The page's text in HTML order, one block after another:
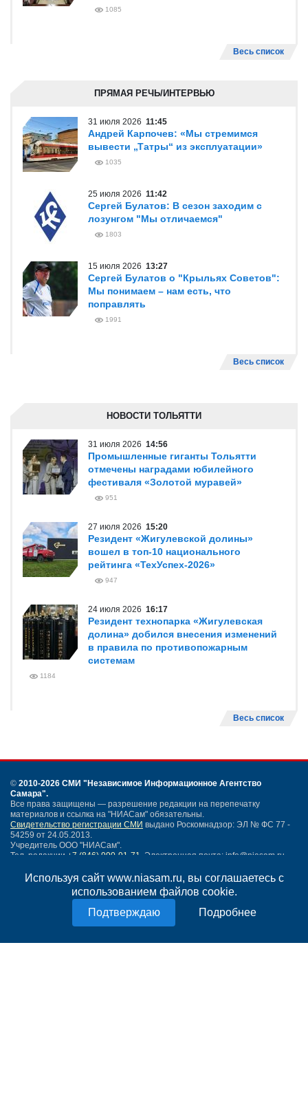
Используя сайт www.niasam.ru, вы соглашаетесь с
использованием файлов cookie.
Подробнее
1085
Весь список
ПРЯМАЯ РЕЧЬ/ИНТЕРВЬЮ
31 июля 2026 11:45
Андрей Карпочев: «Мы стремимся
вывести „Татры“ из эксплуатации»
1035
25 июля 2026 11:42
Сергей Булатов: В сезон заходим с
лозунгом "Мы отличаемся"
1803
15 июля 2026 13:27
Сергей Булатов о "Крыльях Советов":
Мы понимаем – нам есть, что
поправлять
1991
Весь список
НОВОСТИ ТОЛЬЯТТИ
31 июля 2026 14:56
Промышленные гиганты Тольятти
отмечены наградами юбилейного
фестиваля «Золотой муравей»
951
27 июля 2026 15:20
Резидент «Жигулевской долины»
вошел в топ-10 национального
рейтинга «ТехУспех-2026»
947
24 июля 2026 16:17
Резидент технопарка «Жигулевская
долина» добился внесения изменений
в правила по противопожарным
системам
1184
Весь список
© 2010-2026 СМИ "Независимое Информационное Агентство
Самара".
Все права защищены — разрешение редакции на перепечатку
материалов и ссылка на "НИАСам" обязательны.
Свидетельство регистрации СМИ выдано Роскомнадзор: ЭЛ № ФС 77 -
54259 от 24.05.2013.
Учредитель ООО "НИАСам".
Тел. редакции +7 (846) 990-91-71. Электронная почта: info@niasam.ru
Написать письмо
Политика конфиденциальности
18+